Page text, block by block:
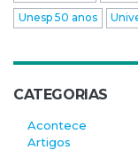
Unesp 50 anos
CATEGORIAS
Acontece
Artigos